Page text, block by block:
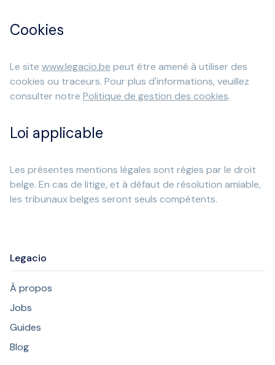
Cookies
Le site www.legacio.be peut être amené à utiliser des
cookies ou traceurs. Pour plus d'informations, veuillez
consulter notre Politique de gestion des cookies.
Loi applicable
Les présentes mentions légales sont régies par le droit
belge. En cas de litige, et à défaut de résolution amiable,
les tribunaux belges seront seuls compétents.
Legacio
À propos
Jobs
Guides
Blog